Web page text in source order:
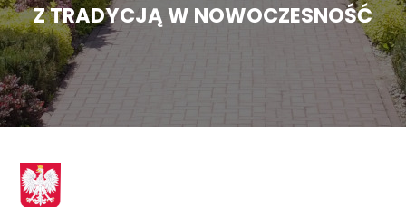
Z TRADYCJĄ W NOWOCZESNOŚĆ